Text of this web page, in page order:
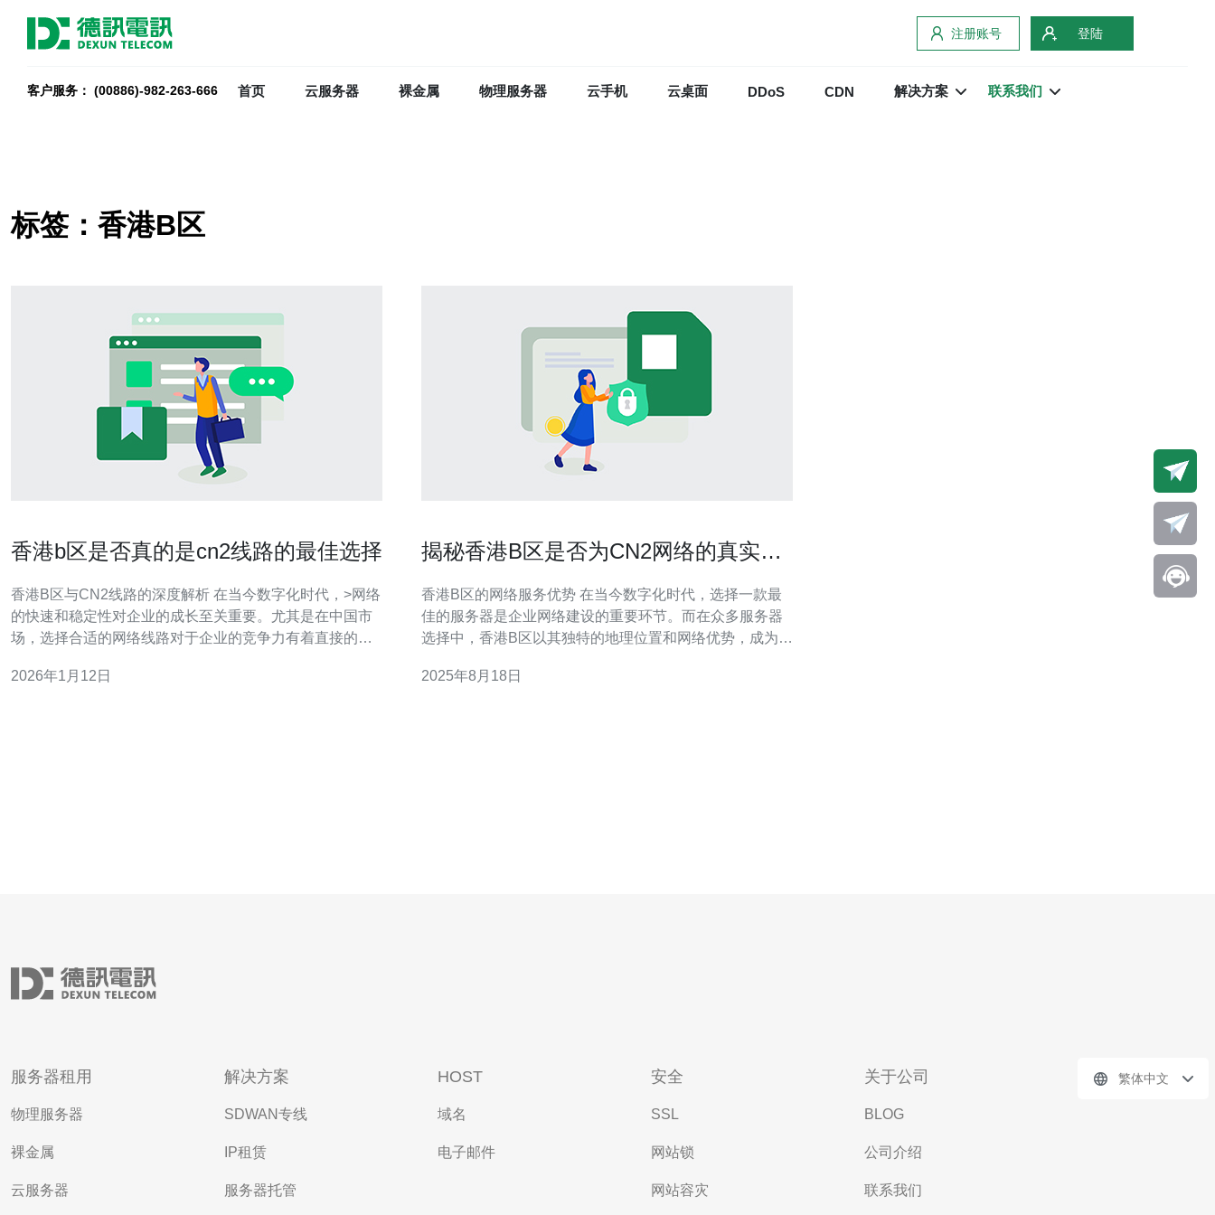
注册账号 登陆
客户服务： (00886)-982-263-666 首页 云服务器 裸金属 物理服务器 云手机 云桌面 DDoS CDN 解决方案 联系我们
标签：香港B区
香港b区是否真的是cn2线路的最佳选择
香港B区与CN2线路的深度解析 在当今数字化时代，>网络
的快速和稳定性对企业的成长至关重要。尤其是在中国市
场，选择合适的网络线路对于企业的竞争力有着直接的影
而香港B区作为数据中心的重要聚集地，是否真的是使用
2026年1月12日
揭秘香港B区是否为CN2网络的真实情
香港B区的网络服务优势 在当今数字化时代，选择一款最
佳的服务器是企业网络建设的重要环节。而在众多服务器
选择中，香港B区以其独特的地理位置和网络优势，成为了
CN2网络？这个问题的答案直接关乎用户的网络体验和服
2025年8月18日
服务器租用
物理服务器
裸金属
云服务器
解决方案
SDWAN专线
IP租赁
服务器托管
HOST
域名
电子邮件
安全
SSL
网站锁
网站容灾
关于公司
BLOG
公司介绍
联系我们
繁体中文